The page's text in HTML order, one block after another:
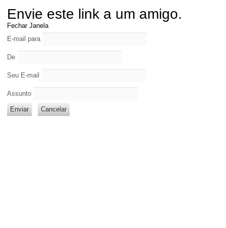
Envie este link a um amigo.
Fechar Janela
E-mail para
De
Seu E-mail
Assunto
Enviar Cancelar